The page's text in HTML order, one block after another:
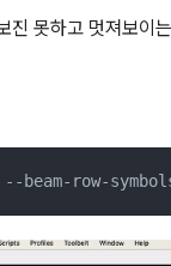
진 못하고 멋져보이
--beam-row-